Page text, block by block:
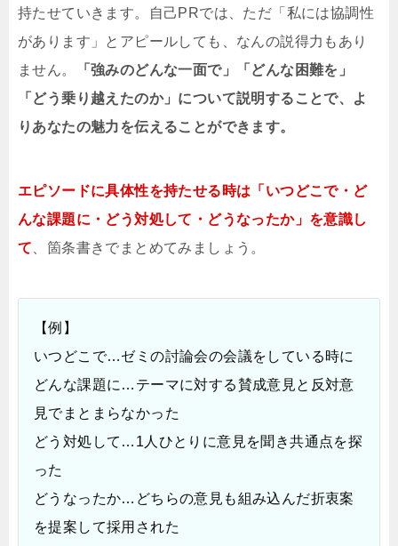
持たせていきます。自己PRでは、ただ「私には協調性
があります」とアピールしても、なんの説得力もあり
ません。
「強みのどんな一面で」「どんな困難を」
「どう乗り越えたのか」について説明することで、よ
りあなたの魅力を伝えることができます。
エピソードに具体性を持たせる時は「いつどこで・ど
んな課題に・どう対処して・どうなったか」を意識し
て、箇条書きでまとめてみましょう。
【例】
いつどこで…ゼミの討論会の会議をしている時に
どんな課題に…テーマに対する賛成意見と反対意
見でまとまらなかった
どう対処して…1人ひとりに意見を聞き共通点を探
った
どうなったか…どちらの意見も組み込んだ折衷案
を提案して採用された